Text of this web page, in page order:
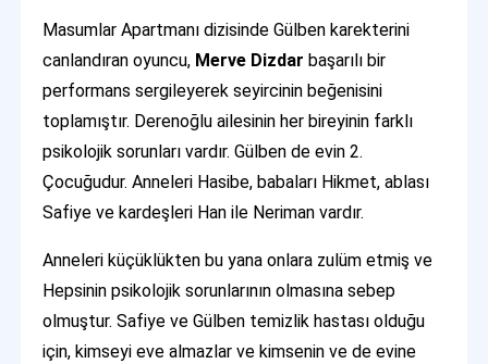
Masumlar Apartmanı dizisinde Gülben karekterini
canlandıran oyuncu, Merve Dizdarbaşarılı bir
performans sergileyerek seyircinin beğenisini
toplamıştır. Derenoğlu ailesinin her bireyinin farklı
psikolojik sorunları vardır. Gülben de evin 2.
Çocuğudur. Anneleri Hasibe, babaları Hikmet, ablası
Safiye ve kardeşleri Han ile Neriman vardır.
Anneleri küçüklükten bu yana onlara zulüm etmiş ve
Hepsinin psikolojik sorunlarının olmasına sebep
olmuştur. Safiye ve Gülben temizlik hastası olduğu
için, kimseyi eve almazlar ve kimsenin ve de evine